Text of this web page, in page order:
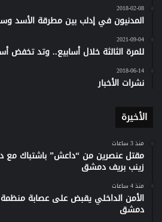
2018-02-08
المدنيون في إدلب بين مطرقة الأسد
2021-09-04
للمرة الثالثة خلال أسابيع.. وتد تخفض
2018-06-14
نشرات الأخبار
الأخيرة
منذ 3 ساعات
مقتل عنصرين من “داعش” باشتباك مع
زينب بريف دمشق
منذ 4 ساعات
الأمن الداخلي يقبض على عصابة
دمشق